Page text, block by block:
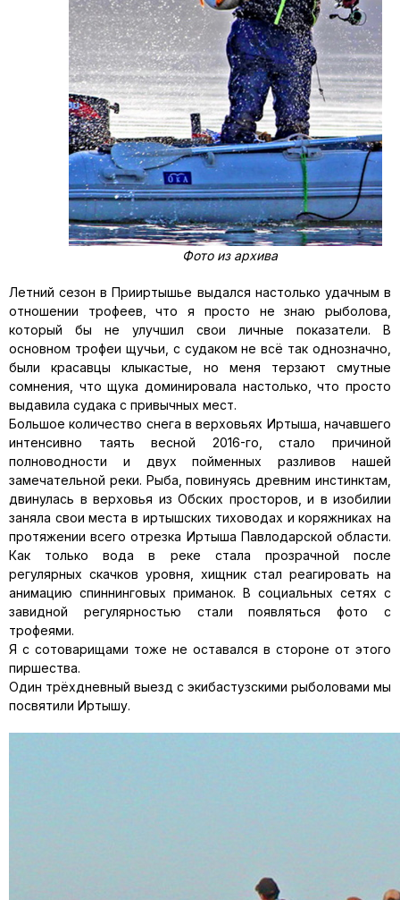
Фото из архива
Летний сезон в Прииртышье выдался настолько удачным в
отношении трофеев, что я просто не знаю рыболова,
который бы не улучшил свои личные показатели. В
основном трофеи щучьи, с судаком не всё так однозначно,
были красавцы клыкастые, но меня терзают смутные
сомнения, что щука доминировала настолько, что просто
выдавила судака с привычных мест.
Большое количество снега в верховьях Иртыша, начавшего
интенсивно таять весной 2016-го, стало причиной
полноводности и двух пойменных разливов нашей
замечательной реки. Рыба, повинуясь древним инстинктам,
двинулась в верховья из Обских просторов, и в изобилии
заняла свои места в иртышских тиховодах и коряжниках на
протяжении всего отрезка Иртыша Павлодарской области.
Как только вода в реке стала прозрачной после
регулярных скачков уровня, хищник стал реагировать на
анимацию спиннинговых приманок. В социальных сетях с
завидной регулярностью стали появляться фото с
трофеями.
Я с сотоварищами тоже не оставался в стороне от этого
пиршества.
Один трёхдневный выезд с экибастузскими рыболовами мы
посвятили Иртышу.